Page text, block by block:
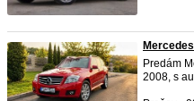
Predám
2008, s